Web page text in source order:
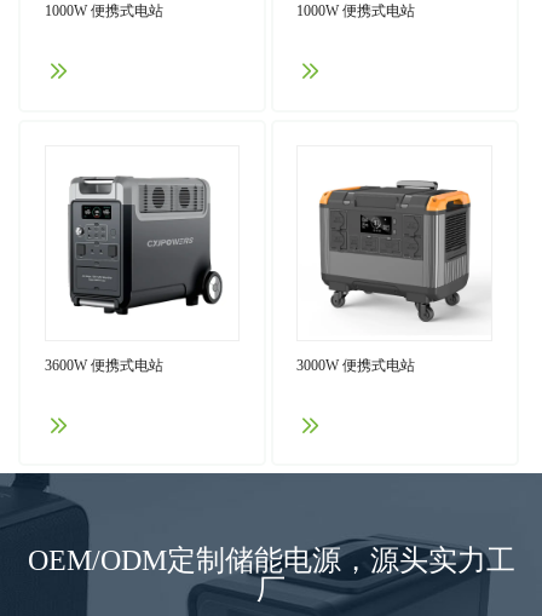
1000W 便携式电站 1000W 便携式电站
3600W 便携式电站 3000W 便携式电站
OEM/ODM定制储能电源，源头实力工
厂